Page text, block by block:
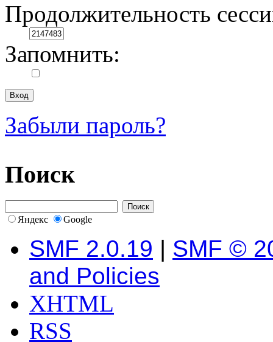
Продолжительность
Запомнить:
Забыли пароль?
Поиск
Яндекс Google
SMF 2.0.19 | SMF ©
and Policies
XHTML
RSS